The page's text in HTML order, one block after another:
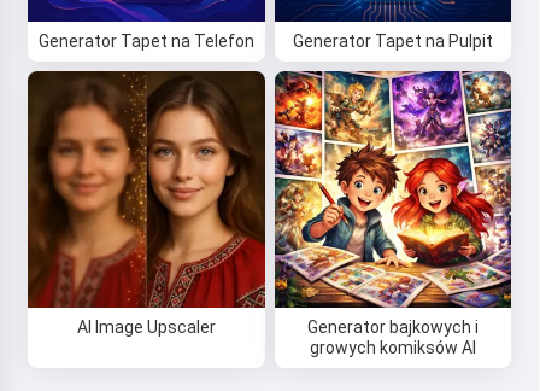
Generator Tapet na Telefon Generator Tapet na Pulpit
AI Image Upscaler
Generator bajkowych i
growych komiksów AI